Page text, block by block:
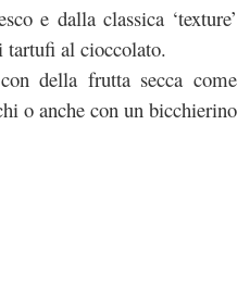
e dalla classica ‘texture’
tartufi al cioccolato.
della frutta secca come
o anche con un bicchierino